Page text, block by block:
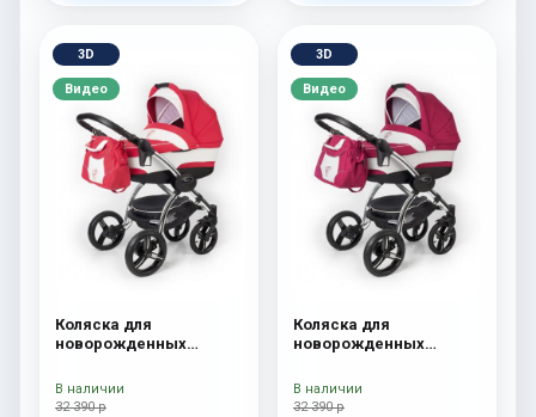
3D
Видео
Коляска для
новорожденных
Chrome) Red Lux
32 390 р
В наличии
3D
Видео
Коляска для
новорожденных
Chrome) Borduex
32 390 р
В наличии